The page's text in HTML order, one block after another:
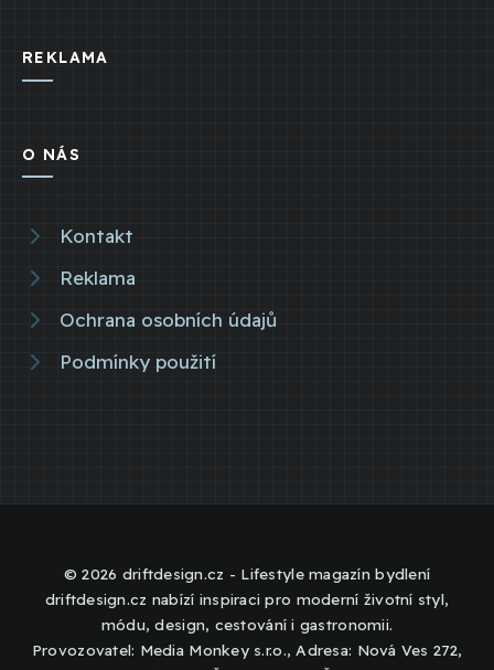
REKLAMA
O NÁS
Kontakt
Reklama
Ochrana osobních údajů
Podmínky použití
© 2026 driftdesign.cz - Lifestyle magazín bydlení
driftdesign.cz nabízí inspiraci pro moderní životní styl,
módu, design, cestování i gastronomii.
Provozovatel: Media Monkey s.r.o., Adresa: Nová Ves 272,